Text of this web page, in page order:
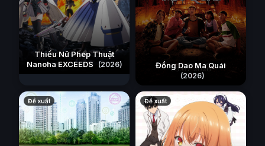
Thiếu Nữ Phép Thuật
Nanoha EXCEEDS
(2026) Đồng Dao Ma Quái
(2026)
Đề xuất Đề xuất